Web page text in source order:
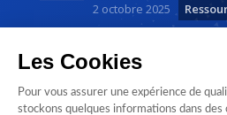
2 octobre 2025
Les Cookies
Pour vous assurer une expérience de
stockons quelques informations dans